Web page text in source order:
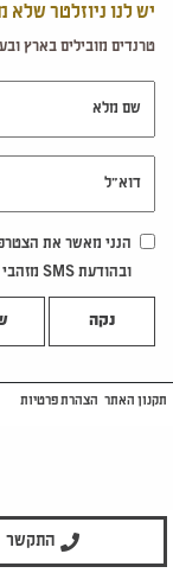
יש לנו ניוזלטר
טרנדים מובילים בארץ
הנני מאשר את
ובהודעת SMS מזהבי עצמון
נקה
התקשר
תקנון האתר הצהרת פרטיות